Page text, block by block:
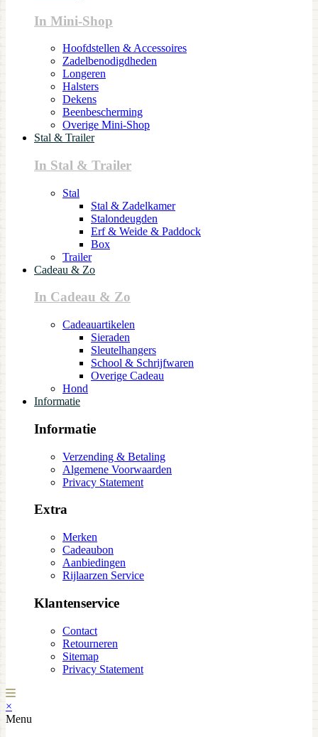
In Mini-Shop
Hoofdstellen & Accessoires
Zadelbenodigdheden
Longeren
Halsters
Dekens
Beenbescherming
Overige Mini-Shop
Stal & Trailer
In Stal & Trailer
Stal
Stal & Zadelkamer
Stalondeugden
Erf & Weide & Paddock
Box
Trailer
Cadeau & Zo
In Cadeau & Zo
Cadeauartikelen
Sieraden
Sleutelhangers
School & Schrijfwaren
Overige Cadeau
Hond
Informatie
Informatie
Verzending & Betaling
Algemene Voorwaarden
Privacy Statement
Extra
Merken
Cadeaubon
Aanbiedingen
Rijlaarzen Service
Klantenservice
Contact
Retourneren
Sitemap
Privacy Statement
×
Menu